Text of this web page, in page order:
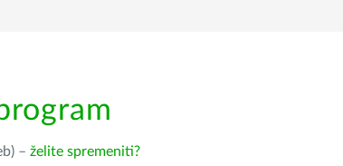
– želite spremeniti?